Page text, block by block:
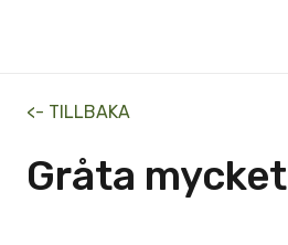
<- TILLBAKA
Gråta mycket